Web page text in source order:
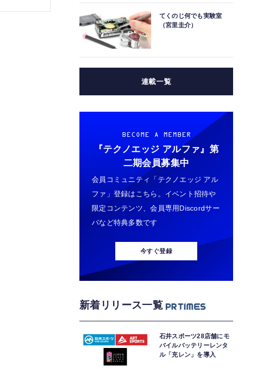
てくのじ何でも実験室
（宮里圭介）
連載一覧
BECOME A MEMBER
『テクノエッジ アルファ』 第
二期会員募集中
会員コミュニティ「テクノエッジ アル
ファ」登録はこちら。イベント招待や
限定コンテンツ、会員専用Discordサー
バなど特典多数です
今すぐ登録
新着リリース一覧
石井スポーツ28店舗にモ
バイルバッテリーレンタ
ル「充レン」を導入